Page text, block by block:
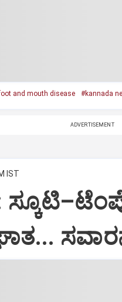
and mouth disease #kannada
ADVERTISEMENT
IST